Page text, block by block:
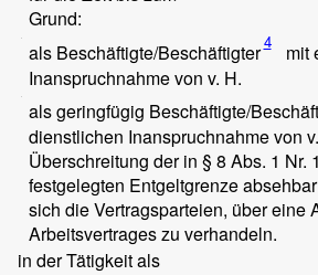
Grund:
als Beschäftigte/Beschäftigter4
mit
Inanspruchnahme vonv. H.
als geringfügig Beschäftigte/
dienstlichen Inanspruchnahme von
Überschreitung der in § 8 Abs. 1 Nr.
festgelegten Entgeltgrenze
sich die Vertragsparteien, über eine
Arbeitsvertrages zu verhandeln.
in der Tätigkeit als